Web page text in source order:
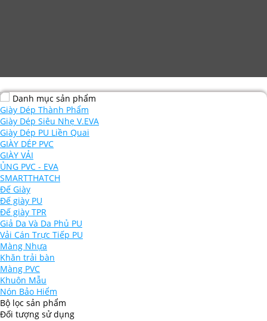
Danh mục sản phẩm
Giày Dép Thành Phẩm
Giày Dép Siêu Nhẹ V.EVA
Giày Dép PU Liền Quai
GIÀY DÉP PVC
GIÀY VẢI
ỦNG PVC - EVA
SMARTTHATCH
Đế Giày
Đế giày PU
Đế giày TPR
Giả Da Và Da Phủ PU
Vải Cán Trực Tiếp PU
Màng Nhựa
Khăn trải bàn
Màng PVC
Khuôn Mẫu
Nón Bảo Hiểm
Bộ lọc sản phẩm
Đối tượng sử dụng